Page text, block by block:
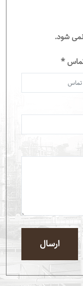
شود.
*
ارسال